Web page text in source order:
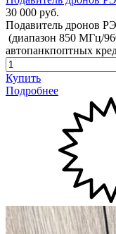
30 000 руб.
Подавитель дронов
(диапазон 850 МГц/
автопанкпоптных
Купить
Подробнее